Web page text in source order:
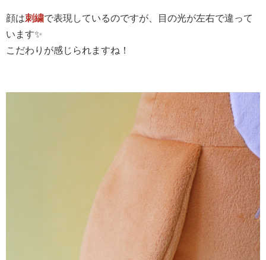
顔は刺繍で表現しているのですが、目の光が左右で違って
います✨
こだわりが感じられますね！